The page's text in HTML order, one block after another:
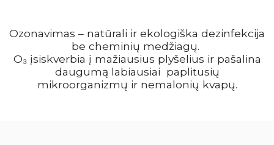
Ozonavimas – natūrali ir ekologiška dezinfekcija
be cheminių medžiagų.
O₃ įsiskverbia į mažiausius plyšelius ir pašalina
daugumą labiausiai paplitusių
mikroorganizmų ir nemalonių kvapų.